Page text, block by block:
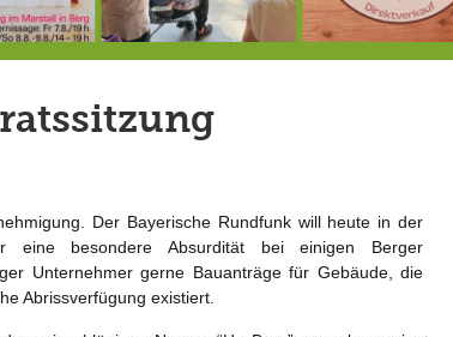
Der Bayerische Rundfunk will heute in der
eine besondere Absurdität bei einigen Berger
Unternehmer gerne Bauanträge für Gebäude, die
Abrissverfügung existiert.